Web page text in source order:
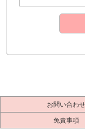
お問い合わせ
免責事項